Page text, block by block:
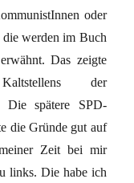
oder
werden im Buch
Das zeigte
Kaltstellens der
Die spätere SPD-
die Gründe gut auf
Zeit bei mir
links. Die habe ich